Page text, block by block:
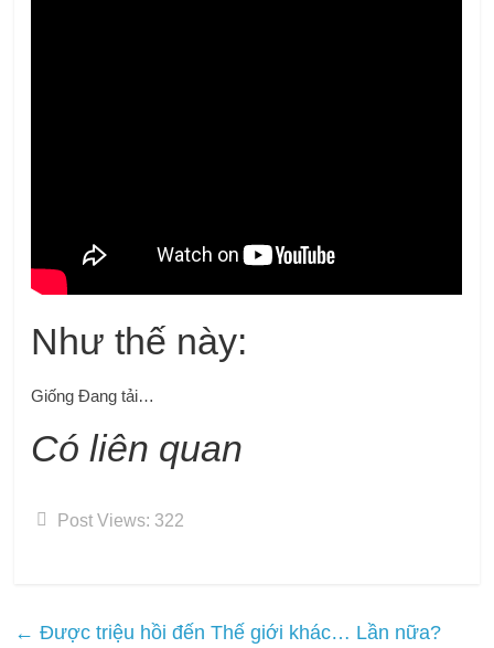
Như thế này:
Giống Đang tải…
Có liên quan
Post Views: 322
← Được triệu hồi đến Thế giới khác… Lần nữa?